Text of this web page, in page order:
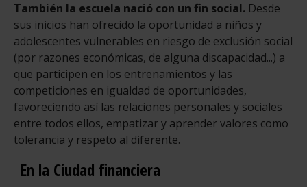
También la escuela nació con un fin social. Desde
sus inicios han ofrecido la oportunidad a niños y
adolescentes vulnerables en riesgo de exclusión social
(por razones económicas, de alguna discapacidad...) a
que participen en los entrenamientos y las
competiciones en igualdad de oportunidades,
favoreciendo así las relaciones personales y sociales
entre todos ellos, empatizar y aprender valores como
tolerancia y respeto al diferente.
En la Ciudad financiera